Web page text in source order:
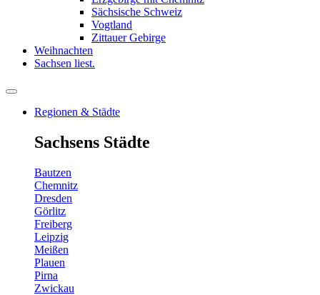
Sächsische Schweiz
Vogtland
Zittauer Gebirge
Weihnachten
Sachsen liest.
Regionen & Städte
Sachsens Städte
Bautzen
Chemnitz
Dresden
Görlitz
Freiberg
Leipzig
Meißen
Plauen
Pirna
Zwickau